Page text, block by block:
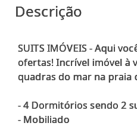
Descrição
SUITS IMÓVEIS - Aqui
ofertas! Incrível imóvel à
quadras do mar na praia
- 4 Dormitórios sendo 2
- Mobiliado